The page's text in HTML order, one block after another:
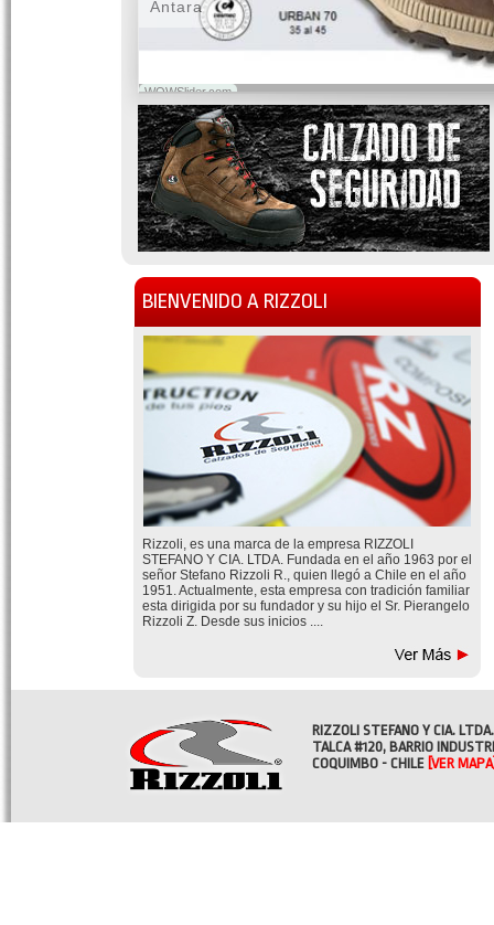
WOWSlider.com
Antara
BIENVENIDO A RIZZOLI
Rizzoli, es una marca de la empresa RIZZOLI
STEFANO Y CIA. LTDA. Fundada en el año 1963 por el
señor Stefano Rizzoli R., quien llegó a Chile en el año
1951. Actualmente, esta empresa con tradición familiar
esta dirigida por su fundador y su hijo el Sr. Pierangelo
Rizzoli Z. Desde sus inicios ....
RIZZOLI STEFANO Y CIA. LTDA.
TALCA #120, BARRIO
COQUIMBO - CHILE [VER